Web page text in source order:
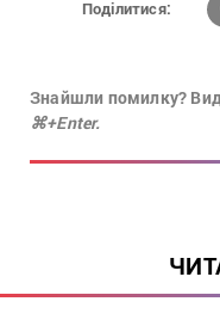
Поділитися:
Знайшли помилку?
⌘+Enter.